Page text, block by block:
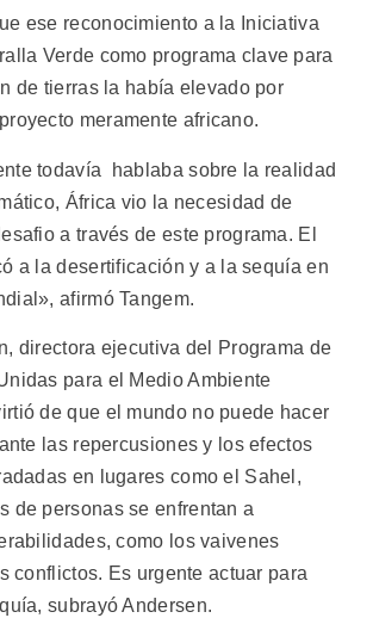
ese reconocimiento a la Iniciativa
Verde como programa clave para
de tierras la había elevado por
meramente africano.
todavía hablaba sobre la realidad
África vio la necesidad de
a través de este programa. El
a la desertificación y a la sequía en
afirmó Tangem.
directora ejecutiva del Programa de
para el Medio Ambiente
de que el mundo no puede hacer
las repercusiones y los efectos
en lugares como el Sahel,
de personas se enfrentan a
como los vaivenes
conflictos. Es urgente actuar para
subrayó Andersen.